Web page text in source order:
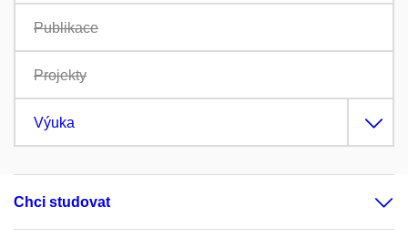
Publikace
Projekty
Výuka
Chci studovat